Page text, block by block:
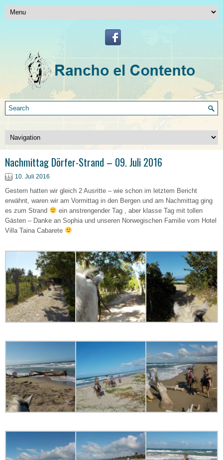
Nachmittag Dörfer-Strand – 09. Juli 2016
10. Juli 2016
Gestern hatten wir gleich 2 Ausritte – wie schon im letztem Bericht
erwähnt, waren wir am Vormittag in den Bergen und am Nachmittag ging
es zum Strand
ein anstrengender Tag , aber klasse Tag mit tollen
Gästen – Danke an Sophia und unseren Norwegischen Familie vom Hotel
Villa Taina Cabarete